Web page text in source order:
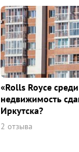
«Rolls Royce
недвижимость
Иркутска?
2 отзыва